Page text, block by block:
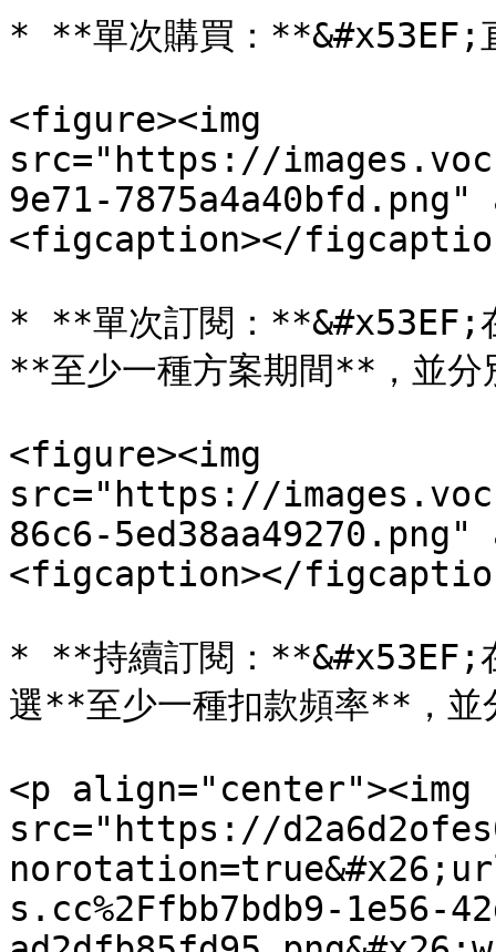
* **單次購買：**&#x53EF;
<figure><img
src="https://
9e71-
<figcaption></
* **單次訂閱：**&#x53EF;
**至少一種方案期間**，並分
<figure><img
src="https://
86c6-
<figcaption></
* **持續訂閱：**&#x53EF;
選**至少一種扣款頻率**，並
<p align="center"><img
src="https://
s.cc%2Ffbb7bdb9-1e56-